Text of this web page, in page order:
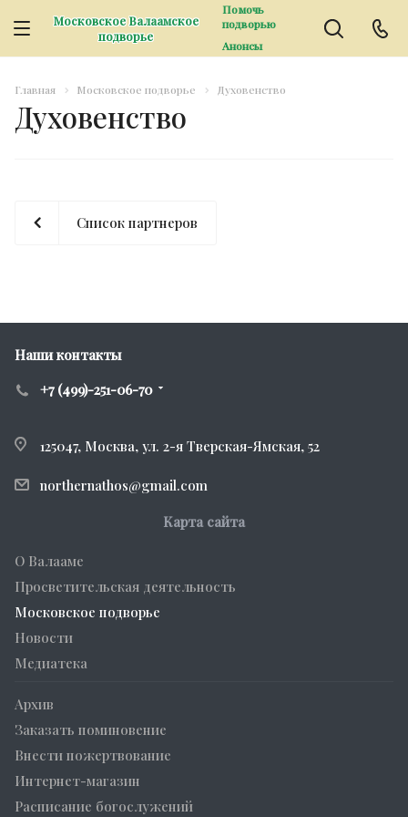
Московское Валаамское
подворье
Помочь
подворью
Анонсы
Главная Московское подворье Духовенство
Духовенство
Список партнеров
Наши контакты
+7 (499)-251-06-70
125047, Москва, ул. 2-я Тверская-Ямская, 52
northernathos@gmail.com
Карта сайта
О Валааме
Просветительская деятельность
Московское подворье
Новости
Медиатека
Архив
Заказать поминовение
Внести пожертвование
Интернет-магазин
Расписание богослужений